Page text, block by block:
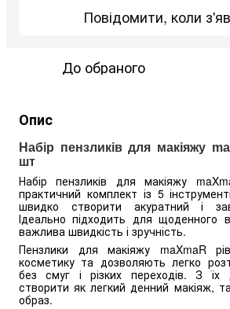
Повідомити, коли
До обраного
Опис
Набір пензликів для макіяжу
шт
Набір пензликів для макіяжу
практичний комплект із 5
швидко створити акуратний і
Ідеально підходить для щоденного
важлива швидкість і зручність.
Пензлики для макіяжу maXmaR
косметику та дозволяють легко
без смуг і різких переходів. З
створити як легкий денний макіяж,
образ.